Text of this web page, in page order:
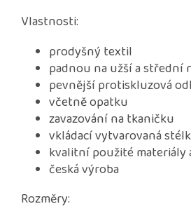
Vlastnosti:
prodyšný textil
padnou na užší a střední
pevnější protiskluzová
včetně opatku
zavazování na tkaničku
vkládací vytvarovaná
kvalitní použité materiály
česká výroba
Rozměry: